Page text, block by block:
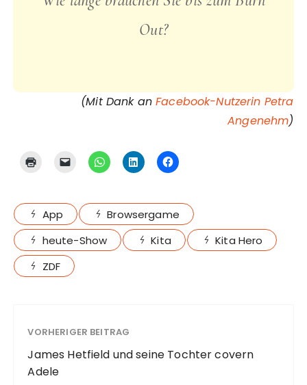
Out?
(Mit Dank anFacebook-Nutzerin Petra
Angenehm)
App
Browsergame
heute-Show
Kita
Kita Hero
ZDF
VORHERIGER BEITRAG
James Hetfield und seine Tochter covern
Adele